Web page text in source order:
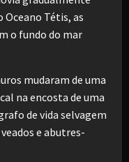
Oceano Tétis, as
o fundo do mar
mudaram de uma
na encosta de uma
de vida selvagem
e abutres-